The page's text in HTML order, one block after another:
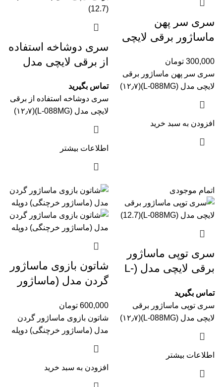
سری سر پهن
ماساژور برقی لایچی
(۱۲٫۷)
300,000 تومان
سری سر پهن ماساژور برقی
لایچی مدل (L-088MG‏)(۱۲٫۷)
افزودن به سبد خرید
سری دوشاخه استفاده
از برقی لایچی مدل
تماس بگیرید
سری دوشاخه استفاده از برقی
لایچی مدل (L-088MG‏)(۱۲٫۷)
اطلاعات بیشتر
اتمام موجودی
سری توپی ماساژور
برقی لایچی مدل (L-
تماس بگیرید
سری توپی ماساژور برقی
لایچی مدل (L-088MG‏)(۱۲٫۷)
اطلاعات بیشتر
شاتون بازوی ماساژور
گردن مدل (ماساژور
600,000 تومان
شاتون بازوی ماساژور گردن
مدل (ماساژور خرچنگی) دوپله
افزودن به سبد خرید